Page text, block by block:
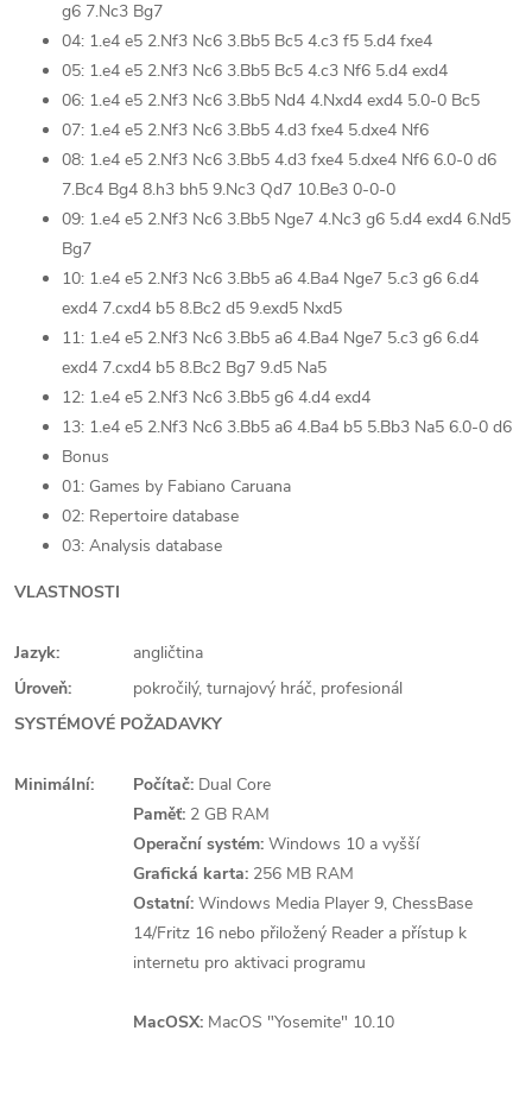
g6 7.Nc3 Bg7
04: 1.e4 e5 2.Nf3 Nc6 3.Bb5 Bc5 4.c3 f5 5.d4 fxe4
05: 1.e4 e5 2.Nf3 Nc6 3.Bb5 Bc5 4.c3 Nf6 5.d4 exd4
06: 1.e4 e5 2.Nf3 Nc6 3.Bb5 Nd4 4.Nxd4 exd4 5.0-0 Bc5
07: 1.e4 e5 2.Nf3 Nc6 3.Bb5 4.d3 fxe4 5.dxe4 Nf6
08: 1.e4 e5 2.Nf3 Nc6 3.Bb5 4.d3 fxe4 5.dxe4 Nf6 6.0-0 d6
7.Bc4 Bg4 8.h3 bh5 9.Nc3 Qd7 10.Be3 0-0-0
09: 1.e4 e5 2.Nf3 Nc6 3.Bb5 Nge7 4.Nc3 g6 5.d4 exd4 6.Nd5
Bg7
10: 1.e4 e5 2.Nf3 Nc6 3.Bb5 a6 4.Ba4 Nge7 5.c3 g6 6.d4
exd4 7.cxd4 b5 8.Bc2 d5 9.exd5 Nxd5
11: 1.e4 e5 2.Nf3 Nc6 3.Bb5 a6 4.Ba4 Nge7 5.c3 g6 6.d4
exd4 7.cxd4 b5 8.Bc2 Bg7 9.d5 Na5
12: 1.e4 e5 2.Nf3 Nc6 3.Bb5 g6 4.d4 exd4
13: 1.e4 e5 2.Nf3 Nc6 3.Bb5 a6 4.Ba4 b5 5.Bb3 Na5 6.0-0 d6
Bonus
01: Games by Fabiano Caruana
02: Repertoire database
03: Analysis database
VLASTNOSTI
Jazyk:
angličtina
Úroveň:
pokročilý, turnajový hráč, profesionál
SYSTÉMOVÉ POŽADAVKY
Minimální: Počítač: Dual Core
Paměť: 2 GB RAM
Operační systém: Windows 10 a vyšší
Grafická karta: 256 MB RAM
Ostatní: Windows Media Player 9, ChessBase
14/Fritz 16 nebo přiložený Reader a přístup k
internetu pro aktivaci programu
MacOSX: MacOS "Yosemite" 10.10